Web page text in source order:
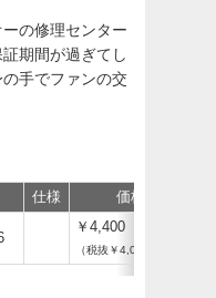
の修理センター
期間が過ぎてし
手でファンの交
仕様 価格
￥4,400
（税抜￥4,000）